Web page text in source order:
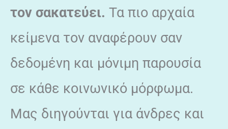
τον σακατεύει. Τα πιο αρχαία
κείμενα τον αναφέρουν σαν
δεδομένη και μόνιμη παρουσία
σε κάθε κοινωνικό μόρφωμα.
Μας διηγούνται για άνδρες και